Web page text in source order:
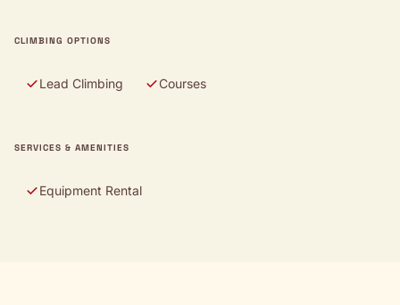
CLIMBING OPTIONS
Lead Climbing Courses
SERVICES & AMENITIES
Equipment Rental